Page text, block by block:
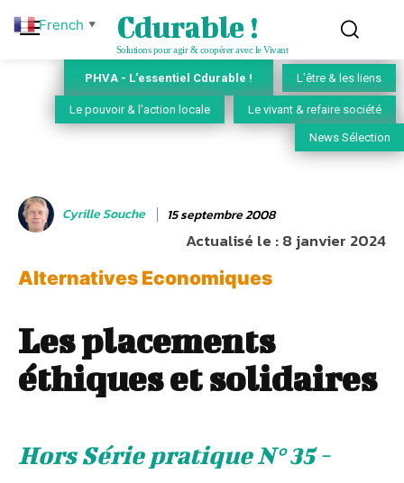
Cdurable !
Solutions pour agir & coopérer avec le Vivant
PHVA - L'essentiel Cdurable ! L'être & les liens
Le pouvoir & l'action locale Le vivant & refaire société
News Sélection
Cyrille Souche 15 septembre 2008
Actualisé le :8 janvier 2024
Alternatives Economiques
Les placements
éthiques et solidaires
Hors Série pratique N° 35 -
French ▼